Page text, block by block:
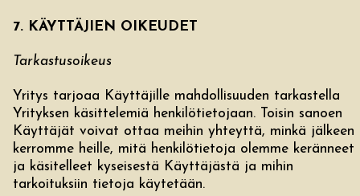
7. KÄYTTÄJIEN OIKEUDET
Tarkastusoikeus
Yritys tarjoaa Käyttäjille mahdollisuuden tarkastella
Yrityksen käsittelemiä henkilötietojaan. Toisin sanoen
Käyttäjät voivat ottaa meihin yhteyttä, minkä jälkeen
kerromme heille, mitä henkilötietoja olemme keränneet
ja käsitelleet kyseisestä Käyttäjästä ja mihin
tarkoituksiin tietoja käytetään.